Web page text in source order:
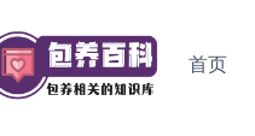
首页